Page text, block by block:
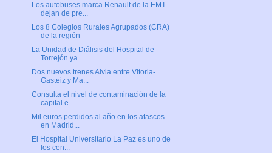
Los autobuses marca Renault de la EMT
dejan de pre...
Los 8 Colegios Rurales Agrupados (CRA)
de la región
La Unidad de Diálisis del Hospital de
Torrejón ya ...
Dos nuevos trenes Alvia entre Vitoria-
Gasteiz y Ma...
Consulta el nivel de contaminación de la
capital e...
Mil euros perdidos al año en los atascos
en Madrid...
El Hospital Universitario La Paz es uno de
los cen...